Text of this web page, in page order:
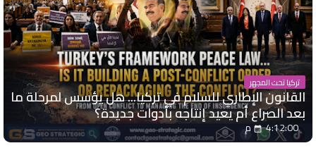
تركيا تحت المجهر
القانون الإطاري للسلام في تركيا... هل يؤسس لمرحلة ما
بعد الصراع أم يعيد إنتاجه بأدوات جديدة؟
4:12:00 م